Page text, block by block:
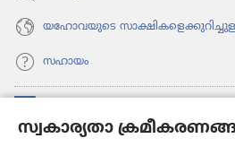
സ്വകാര്യതാ
യഹോവയുടെ
സഹായം
പേജ്